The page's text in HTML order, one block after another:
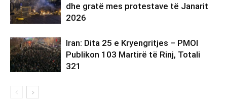
dhe gratë mes protestave të Janarit
2026
Iran: Dita 25 e Kryengritjes – PMOI
Publikon 103 Martirë të Rinj, Totali
321